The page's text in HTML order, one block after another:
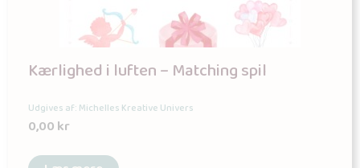
Kærlighed i luften – Matching spil
Udgives af: Michelles Kreative Univers
0,00kr